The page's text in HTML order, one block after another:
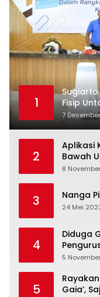
1
Sugiarto
Fisip
7
2
Aplikasi
Bawah
8
3 Nanga
24 Mei
4
Diduga
Polisi
5
5
Gaia’,